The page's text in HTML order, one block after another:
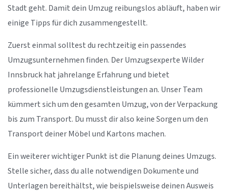
Stadt geht. Damit dein Umzug reibungslos abläuft, haben wir
einige Tipps für dich zusammengestellt.
Zuerst einmal solltest du rechtzeitig ein passendes
Umzugsunternehmen finden. Der Umzugsexperte Wilder
Innsbruck hat jahrelange Erfahrung und bietet
professionelle Umzugsdienstleistungen an. Unser Team
kümmert sich um den gesamten Umzug, von der Verpackung
bis zum Transport. Du musst dir also keine Sorgen um den
Transport deiner Möbel und Kartons machen.
Ein weiterer wichtiger Punkt ist die Planung deines Umzugs.
Stelle sicher, dass du alle notwendigen Dokumente und
Unterlagen bereithältst, wie beispielsweise deinen Ausweis